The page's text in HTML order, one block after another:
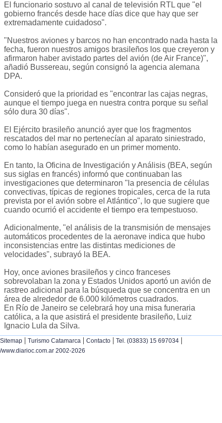
El funcionario sostuvo al canal de televisión RTL que "el
gobierno francés desde hace días dice que hay que ser
extremadamente cuidadoso".
"Nuestros aviones y barcos no han encontrado nada hasta la
fecha, fueron nuestros amigos brasileños los que creyeron y
afirmaron haber avistado partes del avión (de Air France)",
añadió Bussereau, según consignó la agencia alemana
DPA.
Consideró que la prioridad es "encontrar las cajas negras,
aunque el tiempo juega en nuestra contra porque su señal
sólo dura 30 días".
El Ejército brasileño anunció ayer que los fragmentos
rescatados del mar no pertenecían al aparato siniestrado,
como lo habían asegurado en un primer momento.
En tanto, la Oficina de Investigación y Análisis (BEA, según
sus siglas en francés) informó que continuaban las
investigaciones que determinaron "la presencia de células
convectivas, típicas de regiones tropicales, cerca de la ruta
prevista por el avión sobre el Atlántico", lo que sugiere que
cuando ocurrió el accidente el tiempo era tempestuoso.
Adicionalmente, "el análisis de la transmisión de mensajes
automáticos procedentes de la aeronave indica que hubo
inconsistencias entre las distintas mediciones de
velocidades", subrayó la BEA.
Hoy, once aviones brasileños y cinco franceses
sobrevolaban la zona y Estados Unidos aportó un avión de
rastreo adicional para la búsqueda que se concentra en un
área de alrededor de 6.000 kilómetros cuadrados.
En Río de Janeiro se celebrará hoy una misa funeraria
católica, a la que asistirá el presidente brasileño, Luiz
Ignacio Lula da Silva.
Sitemap | Turismo Catamarca | Contacto | Tel. (03833) 15 697034 |
/www.diarioc.com.ar 2002-2026